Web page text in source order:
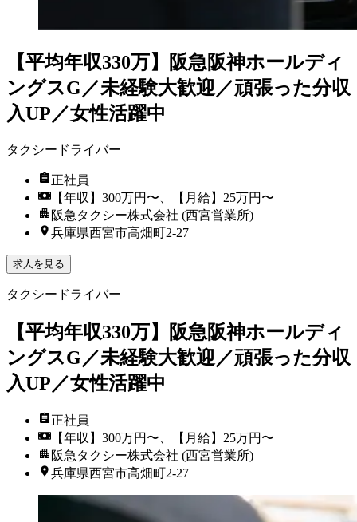
【平均年収330万】阪急阪神ホールディ
ングスG／未経験大歓迎／頑張った分収
入UP／女性活躍中
タクシードライバー
正社員
【年収】300万円〜、【月給】25万円〜
阪急タクシー株式会社 (西宮営業所)
兵庫県西宮市高畑町2-27
求人を見る
タクシードライバー
【平均年収330万】阪急阪神ホールディ
ングスG／未経験大歓迎／頑張った分収
入UP／女性活躍中
正社員
【年収】300万円〜、【月給】25万円〜
阪急タクシー株式会社 (西宮営業所)
兵庫県西宮市高畑町2-27